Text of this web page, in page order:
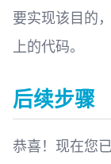
要实现该目的
上的代码。
后续步骤
恭喜！现在您